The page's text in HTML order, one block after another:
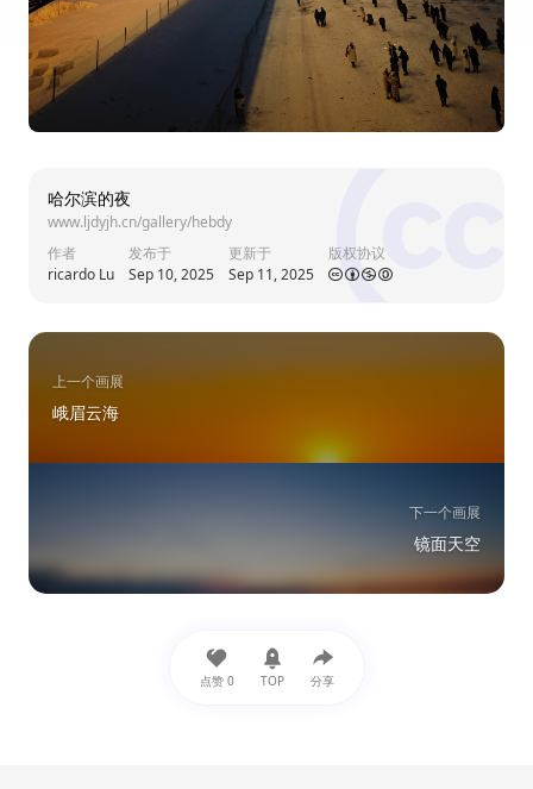
哈尔滨的夜
www.ljdyjh.cn/gallery/hebdy
作者
ricardo Lu
发布于
Sep 10, 2025
更新于
Sep 11, 2025
版权协议
上一个画展
峨眉云海
下一个画展
镜面天空
点赞 0 TOP 分享